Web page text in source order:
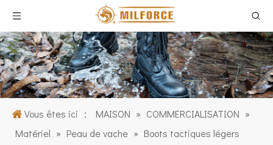
Vous êtes ici ： MAISON » COMMERCIALISATION »
Matériel » Peau de vache » Boots tactiques légers